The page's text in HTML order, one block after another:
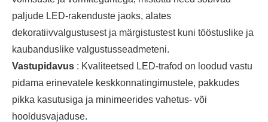
paljude LED-rakenduste jaoks, alates
dekoratiivvalgustusest ja märgistustest kuni tööstuslike ja
kaubanduslike valgustusseadmeteni.
Vastupidavus : Kvaliteetsed LED-trafod on loodud vastu
pidama erinevatele keskkonnatingimustele, pakkudes
pikka kasutusiga ja minimeerides vahetus- või
hooldusvajaduse.